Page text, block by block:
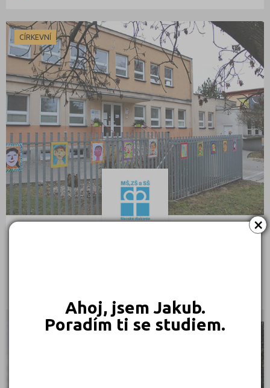
×
Ahoj, jsem Jakub.
Poradím ti se studiem.
CÍRKEVNÍ